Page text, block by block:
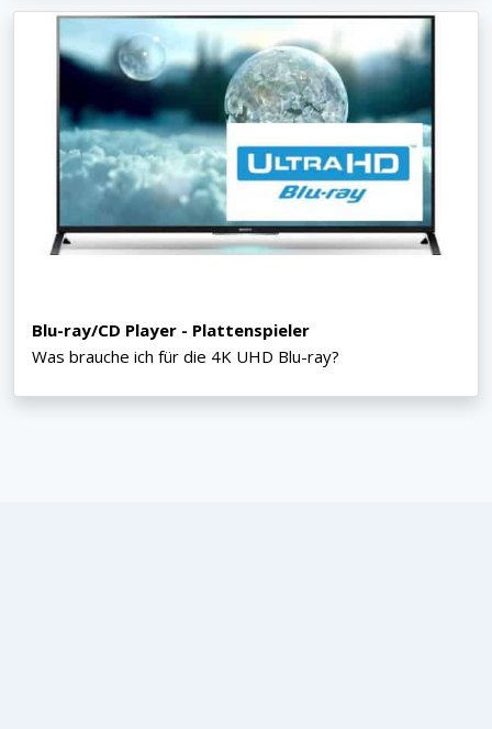
Blu-ray/CD Player - Plattenspieler
Was brauche ich für die 4K UHD Blu-ray?